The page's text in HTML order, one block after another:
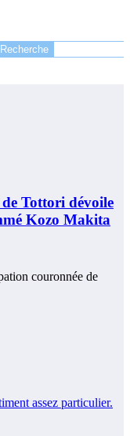
Tottori dévoile
Kozo Makita
couronnée de
assez particulier.